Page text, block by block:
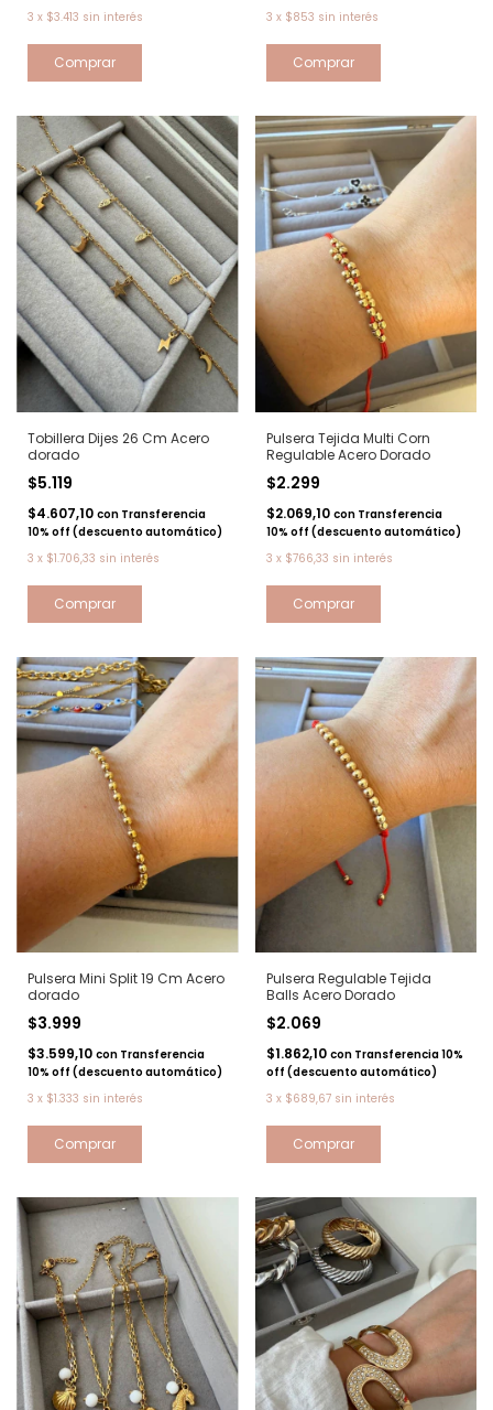
3 x $3.413 sin interés
3 x $853 sin interés
Tobillera Dijes 26 Cm Acero
dorado
$5.119
$4.607,10 con Transferencia
10% off (descuento automático)
3 x $1.706,33 sin interés
Comprar
Pulsera Tejida Multi Corn
Regulable Acero Dorado
$2.299
$2.069,10 con Transferencia
10% off (descuento automático)
3 x $766,33 sin interés
Pulsera Mini Split 19 Cm Acero
dorado
$3.999
$3.599,10 con Transferencia
10% off (descuento automático)
3 x $1.333 sin interés
Pulsera Regulable Tejida
Balls Acero Dorado
$2.069
$1.862,10 con Transferencia 10%
off (descuento automático)
3 x $689,67 sin interés